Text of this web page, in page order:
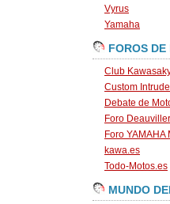
Vyrus
Yamaha
FOROS DE
Club
Custom
Debate de
Foro
Foro YAMAHA
kawa.es
Todo-Motos.es
MUNDO